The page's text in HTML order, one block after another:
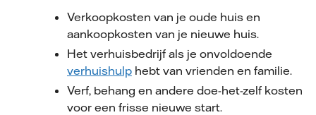
Verkoopkosten van je oude huis en
aankoopkosten van je nieuwe huis.
Het verhuisbedrijf als je onvoldoende
verhuishulphebt van vrienden en familie.
Verf, behang en andere doe-het-zelf kosten
voor een frisse nieuwe start.